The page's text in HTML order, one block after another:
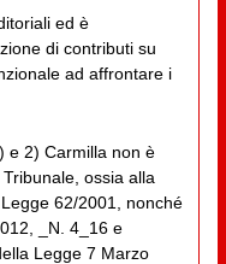
ed è
di contributi su
ad affrontare i
e 2) Carmilla non è
ossia alla
62/2001, nonché
_N. 4_16 e
Legge 7 Marzo